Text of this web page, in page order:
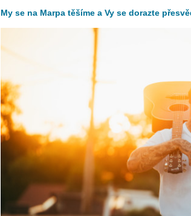
My se na Marpa těšíme a Vy se dorazte